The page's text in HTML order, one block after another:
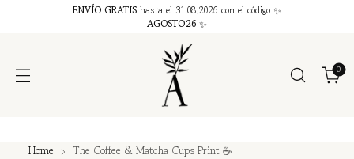
ENVÍO GRATIS hasta el 31.08.2026 con el código ✨
AGOSTO26 ✨
0
Home The Coffee & Matcha Cups Print ☕